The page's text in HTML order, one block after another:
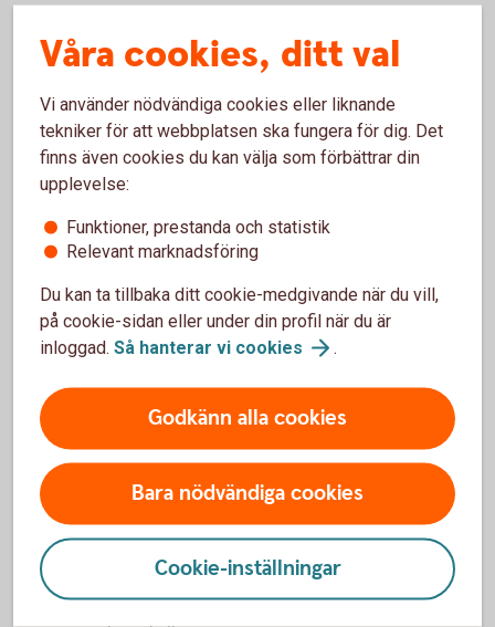
Vad är det egentligen som händer
på börsen när det svänger?
När kurserna svänger är det lätt att bli rädd, vilja sälja allt
här filmen.
sparare, utan också en djupare förklaring till vad som
faktiskt händer på börsen när det svänger snabbt. Vad
ligger bakom de stora rörelserna? Varför ska man ha en
Med kunskap kommer trygghet – och det är precis det du
får här. Vår spararexpert reder ut begreppen och ger dig
verktyg att förstå både läget och din egen strategi.
För att se detta innehåll behöver du först
Våra cookies, ditt val
Vi använder nödvändiga cookies eller liknande
tekniker för att webbplatsen ska fungera för dig. Det
finns även cookies du kan välja som förbättrar din
upplevelse:
Funktioner, prestanda och statistik
Relevant marknadsföring
Du kan ta tillbaka ditt cookie-medgivande när du vill,
på cookie-sidan eller under din profil när du är
inloggad. Så hanterar vi cookies .
Godkänn alla cookies
Bara nödvändiga cookies
Cookie-inställningar